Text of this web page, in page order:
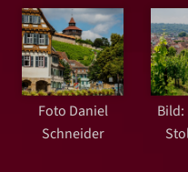
Foto Daniel
Schneider